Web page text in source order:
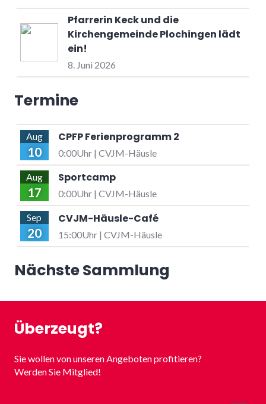
Pfarrerin Keck und die
Kirchengemeinde Plochingen lädt
ein!
8. Juni 2026
Termine
Aug
10
CPFP Ferienprogramm 2
0:00Uhr | CVJM-Häusle
Aug
17
Sportcamp
0:00Uhr | CVJM-Häusle
Sep
20
CVJM-Häusle-Café
15:00Uhr | CVJM-Häusle
Nächste Sammlung
Überzeugt?
Sie wollen von unseren Angeboten profitieren?
Werden Sie Mitglied!